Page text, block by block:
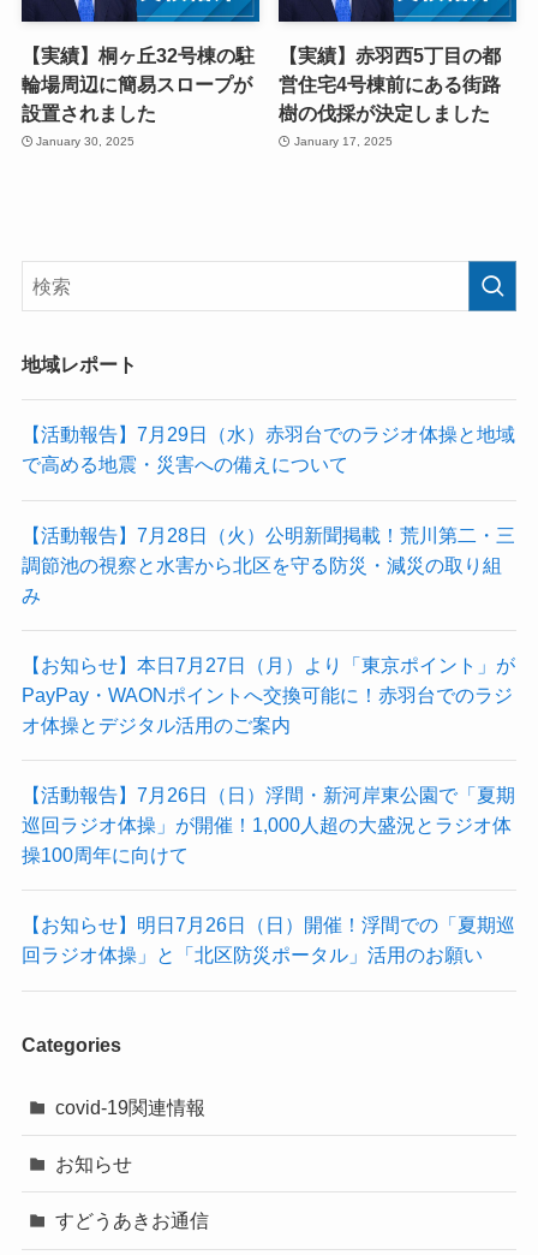
【実績】桐ヶ丘32号棟の駐
輪場周辺に簡易スロープが
設置されました
January 30, 2025
【実績】赤羽西5丁目の都
営住宅4号棟前にある街路
樹の伐採が決定しました
January 17, 2025
地域レポート
【活動報告】7月29日（水）赤羽台でのラジオ体操と地域
で高める地震・災害への備えについて
【活動報告】7月28日（火）公明新聞掲載！荒川第二・三
調節池の視察と水害から北区を守る防災・減災の取り組
み
【お知らせ】本日7月27日（月）より「東京ポイント」が
PayPay・WAONポイントへ交換可能に！赤羽台でのラジ
オ体操とデジタル活用のご案内
【活動報告】7月26日（日）浮間・新河岸東公園で「夏期
巡回ラジオ体操」が開催！1,000人超の大盛況とラジオ体
操100周年に向けて
【お知らせ】明日7月26日（日）開催！浮間での「夏期巡
回ラジオ体操」と「北区防災ポータル」活用のお願い
Categories
covid-19関連情報
お知らせ
すどうあきお通信